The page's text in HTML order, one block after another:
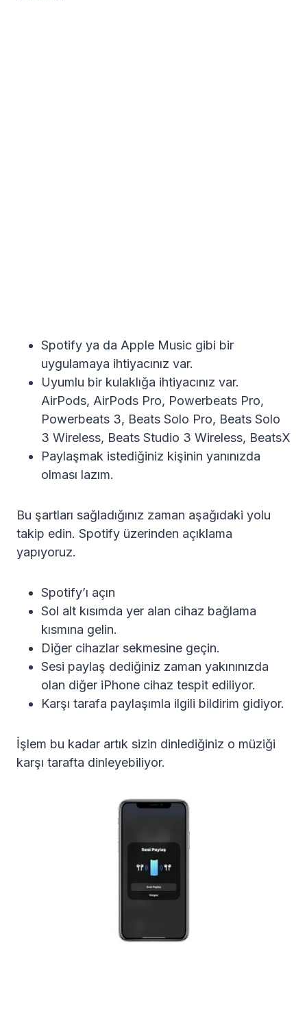
Spotify ya da Apple Music gibi bir
uygulamaya ihtiyacınız var.
Uyumlu bir kulaklığa ihtiyacınız var.
AirPods, AirPods Pro, Powerbeats Pro,
Powerbeats 3, Beats Solo Pro, Beats Solo
3 Wireless, Beats Studio 3 Wireless, BeatsX
Paylaşmak istediğiniz kişinin yanınızda
olması lazım.
Bu şartları sağladığınız zaman aşağıdaki yolu
takip edin. Spotify üzerinden açıklama
yapıyoruz.
Spotify’ı açın
Sol alt kısımda yer alan cihaz bağlama
kısmına gelin.
Diğer cihazlar sekmesine geçin.
Sesi paylaş dediğiniz zaman yakınınızda
olan diğer iPhone cihaz tespit ediliyor.
Karşı tarafa paylaşımla ilgili bildirim gidiyor.
İşlem bu kadar artık sizin dinlediğiniz o müziği
karşı tarafta dinleyebiliyor.